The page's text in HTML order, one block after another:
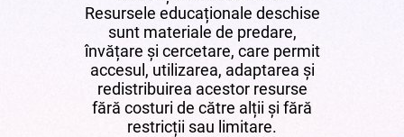
Resursele educaționale deschise
sunt materiale de predare,
învățare și cercetare, care permit
accesul, utilizarea, adaptarea și
redistribuirea acestor resurse
fără costuri de către alții și fără
restricții sau limitare.